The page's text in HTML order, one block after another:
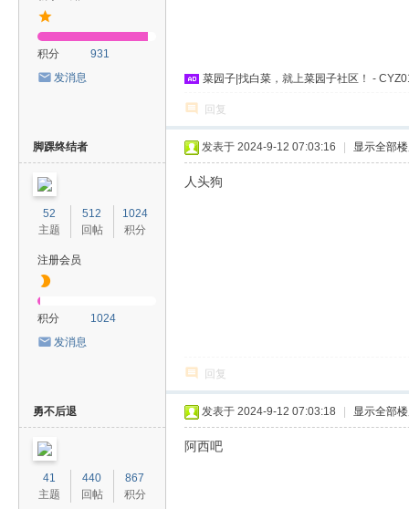
积分
931
发消息
菜园子 |找白菜 ，就上菜园子社区 ！ -
回复
脚踝终结者
52
主题
512
回帖
1024
积分
注册会员
积分
1024
发消息
发表于 2024-9-12 07:03:16 显示全部
人头狗
回复
勇不后退
41
主题
440
回帖
867
积分
发表于 2024-9-12 07:03:18 显示全部
阿西吧